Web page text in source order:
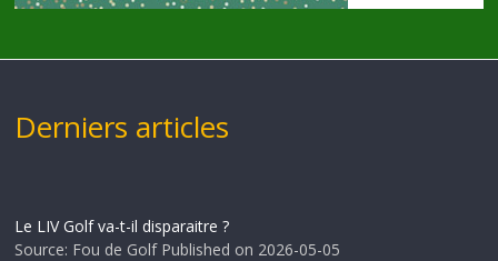
Derniers articles
Le LIV Golf va-t-il disparaitre ?
Source: Fou de Golf Published on 2026-05-05